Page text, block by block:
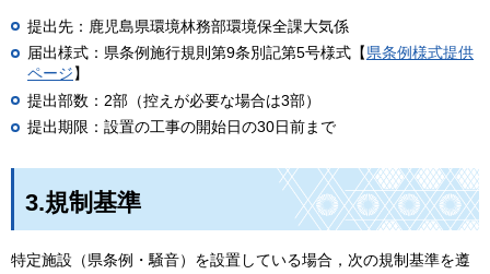
提出先：鹿児島県環境林務部環境保全課大気係
届出様式：県条例施行規則第9条別記第5号様式【県条例様式提供
ページ】
提出部数：2部（控えが必要な場合は3部）
提出期限：設置の工事の開始日の30日前まで
3.規制基準
特定施設（県条例・騒音）を設置している場合，次の規制基準を遵